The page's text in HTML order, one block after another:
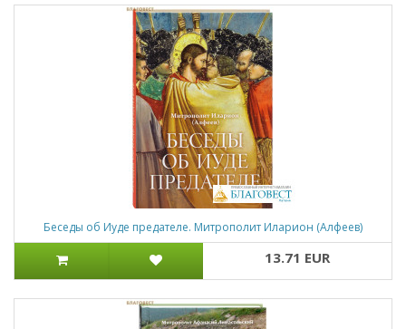
Беседы об Иуде предателе. Митрополит Иларион (Алфеев)
13.71 EUR